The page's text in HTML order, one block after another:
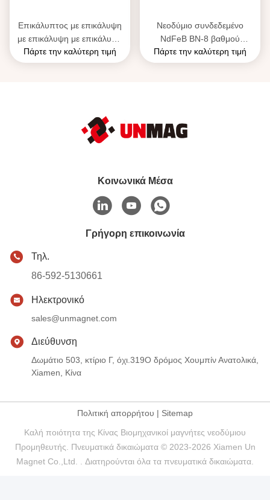
Επικάλυπτος με επικάλυψη
με επικάλυψη με επικάλυψη
με επικάλυψη με επικάλυψη
με επικάλυψη με επικάλυψη
με επικάλυψη
Πάρτε την καλύτερη τιμή
Νεοδύμιο συνδεδεμένο
NdFeB BN-8 βαθμού
Πολυπόλεως υψηλής
αντοχής στη διάβρωση
Πάρτε την καλύτερη τιμή
Κοινωνικά Μέσα
Γρήγορη επικοινωνία
Τηλ.
86-592-5130661
Ηλεκτρονικό
sales@unmagnet.com
Διεύθυνση
Δωμάτιο 503, κτίριο Γ, όχι.319Ο δρόμος Χουμπίν Ανατολικά,
Xiamen, Κίνα
Πολιτική απορρήτου | Sitemap
Καλή ποιότητα της Κίνας Βιομηχανικοί μαγνήτες νεοδύμιου
Προμηθευτής. Πνευματικά δικαιώματα © 2023-2026 Xiamen Un
Magnet Co.,Ltd. . Διατηρούνται όλα τα πνευματικά δικαιώματα.